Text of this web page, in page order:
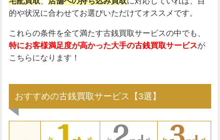
的や状況に合わせてお選びいただけてオススメです。
これらの条件を全て満たす古銭買取サービスの中でも、
特にお客様満足度が高かった大手の古銭買取サービスが
こちらになります！
おすすめの古銭買取サービス【3選】